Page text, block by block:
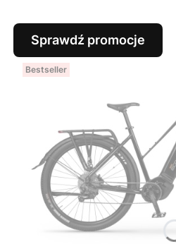
Sprawdź promocje
Bestseller